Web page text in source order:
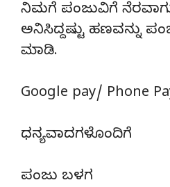
ನಿಮಗೆ ಪಂಜುವಿಗೆ
ಅನಿಸಿದ್ದಷ್ಟು ಹಣವನ್ನು
ಮಾಡಿ.
Google pay/ Phone
ಧನ್ಯವಾದಗಳೊಂದಿಗೆ
ಪಂಜು ಬಳಗ